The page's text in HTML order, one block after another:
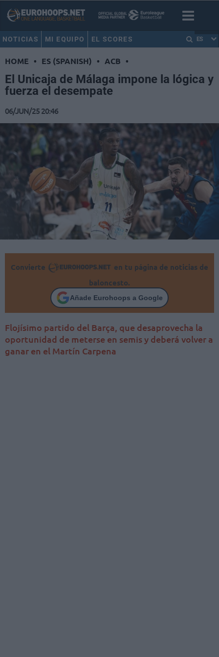
NOTICIAS MI EQUIPO EL SCORES ES
HOME • ES (SPANISH) • ACB •
El Unicaja de Málaga impone la lógica y
fuerza el desempate
06/JUN/25 20:46
Convierte
en tu página de noticias de
baloncesto.
Añade Eurohoops a Google
Flojísimo partido del Barça, que desaprovecha la
oportunidad de meterse en semis y deberá volver a
ganar en el Martín Carpena